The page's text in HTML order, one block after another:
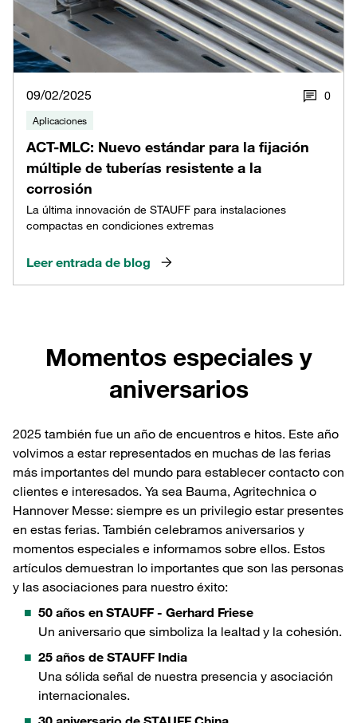
09/02/2025 0
Aplicaciones
ACT-MLC: Nuevo estándar para la fijación
múltiple de tuberías resistente a la
corrosión
La última innovación de STAUFF para instalaciones
compactas en condiciones extremas
Leer entrada de blog
Momentos especiales y
aniversarios
2025 también fue un año de encuentros e hitos. Este año
volvimos a estar representados en muchas de las ferias
más importantes del mundo para establecer contacto con
clientes e interesados. Ya sea Bauma, Agritechnica o
Hannover Messe: siempre es un privilegio estar presentes
en estas ferias. También celebramos aniversarios y
momentos especiales e informamos sobre ellos. Estos
artículos demuestran lo importantes que son las personas
y las asociaciones para nuestro éxito:
50 años en STAUFF - Gerhard Friese
Un aniversario que simboliza la lealtad y la cohesión.
25 años de STAUFF India
Una sólida señal de nuestra presencia y asociación
internacionales.